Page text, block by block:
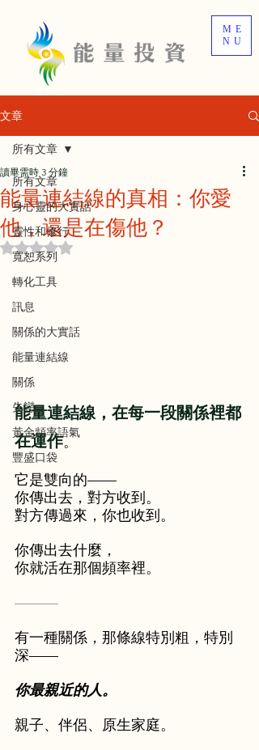
ME
NU
文章
所有文章
身心靈的大實話
靈性和修行
寬恕系列
轉化工具
訊息
關係的大實話
能量連結線
關係
失戀
黃金頻率語氣
豐盛口袋
所有文章
能量連結線的真相：你愛
他，還是在傷他？
讀畢需時 3 分鐘
評等為 NaN（最高為 5 顆星）。
能量連結線，在每一段關係裡都
在運作。
它是雙向的——
你傳出去，對方收到。
對方傳過來，你也收到。
你傳出去什麼，
你就活在那個頻率裡。
———
有一種關係，那條線特別粗，特別
深——
你最親近的人。
親子、伴侶、原生家庭。